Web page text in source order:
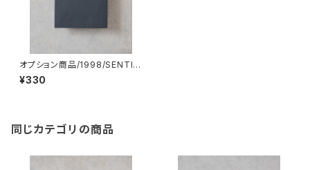
オプション商品/1998/SENTI F
TS アクセサリー・小物用ショッ
ピングバッグ※単品購入不可
¥330
同じカテゴリの商品